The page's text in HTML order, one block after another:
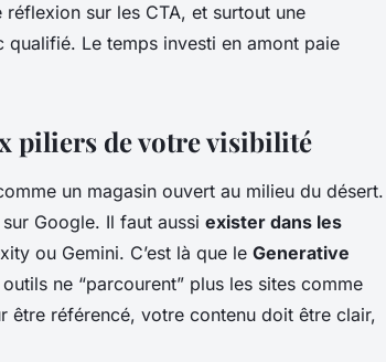
sur les CTA, et surtout une
Le temps investi en amont paie
piliers de votre visibilité
un magasin ouvert au milieu du désert.
Google. Il faut aussi exister dans les
ou Gemini. C’est là que le Generative
ne “parcourent” plus les sites comme
être référencé, votre contenu doit être clair,